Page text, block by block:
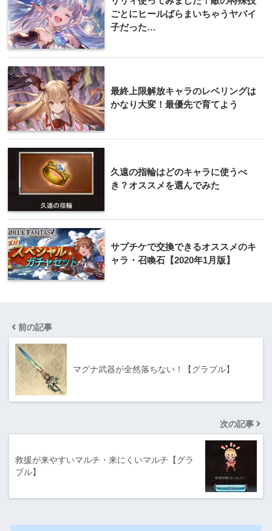
ごとにヒールばらまいちゃうヤバイ
子だった…
最終上限解放キャラのレベリングは
かなり大変！最優先で育てよう
久遠の指輪はどのキャラに使うべ
き？オススメを選んでみた
サプチケで交換できるオススメのキ
ャラ・召喚石【2020年1月版】
前の記事
マグナ武器が全然落ちない！【グラブル】
次の記事
救援が来やすいマルチ・来にくいマルチ【グラ
ブル】